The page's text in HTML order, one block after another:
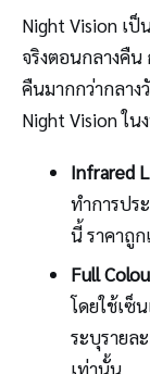
Night Vision เ
จริงตอนกลางคืน
คืนมากกว่ากลา
Night Vision ใ
Infrared
ทำการปร
นี้ ราคาถู
Full
โดยใช้เซ็
ระบุรายล
เท่านั้น